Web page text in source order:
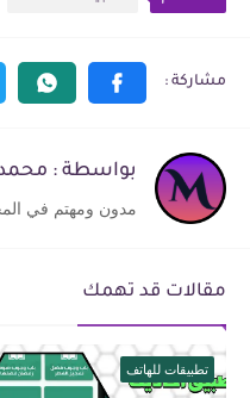
بواسطة :
مدون ومهتم في
مقالات قد تهمك
تطبيقات للهاتف